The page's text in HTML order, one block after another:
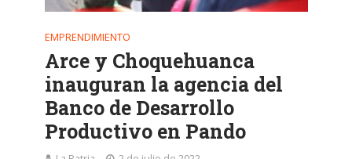
EMPRENDIMIENTO
Arce y Choquehuanca
inauguran la agencia del
Banco de Desarrollo
Productivo en Pando